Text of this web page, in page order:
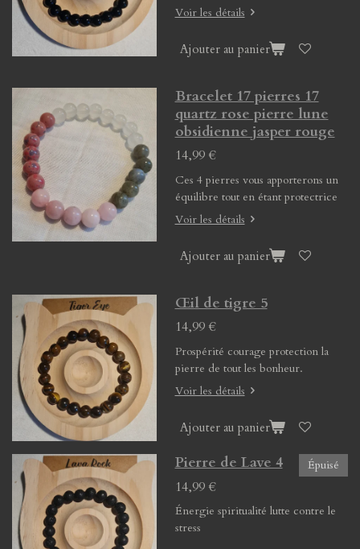
Voir les détails
Ajouter au panier
Bracelet 17 pierres 17
quartz rose pierre lune
obsidienne jasper rouge
14,99 €
Ces 4 pierres vous apporterons un
équilibre tout en étant protectrice
Voir les détails
Ajouter au panier
Œil de tigre 5
14,99 €
Prospérité courage protection la
pierre de tout les bonheur.
Voir les détails
Ajouter au panier
Épuisé
Pierre de Lave 4
14,99 €
Énergie spiritualité lutte contre le
stress